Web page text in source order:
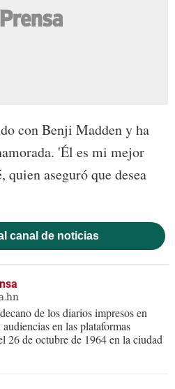
con Benji Madden y ha
'Él es mi mejor
aseguró que desea
canal de noticias
de los diarios impresos en
en las plataformas
26 de octubre de 1964 en la ciudad